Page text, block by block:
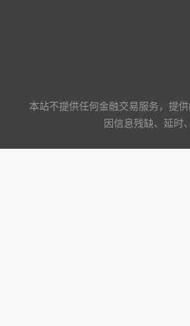
本站不提供任何金融交易服务，提
因信息残缺、延时